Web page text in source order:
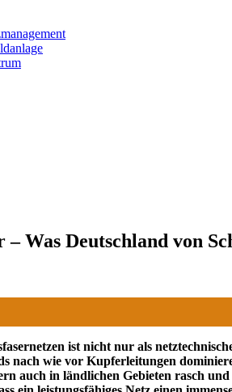
Was Deutschland von
ist nicht nur als
nach wie vor Kupferleitungen
auch in ländlichen Gebieten rasch